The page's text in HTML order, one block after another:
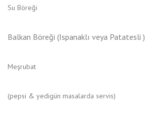
Su Böreği
Balkan Böreği (Ispanaklı veya Patatesli )
Meşrubat
(pepsi & yedigün masalarda servis)